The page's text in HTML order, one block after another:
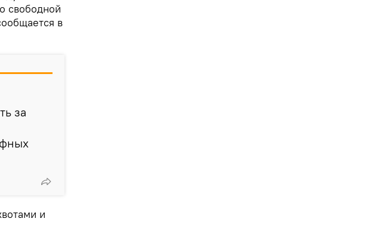
свободной
в
за
и